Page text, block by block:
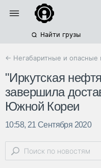
Найти грузы
← Негабаритные и опасные
"Иркутская
завершила
Южной Кореи
10:58, 21 Сентября 2020